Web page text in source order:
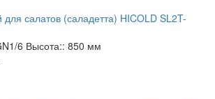
салатов (саладетта) HICOLD SL2T-
6 Высота:: 850 мм